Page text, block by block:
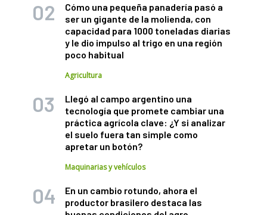
Cómo una pequeña panadería pasó a
ser un gigante de la molienda, con
capacidad para 1000 toneladas diarias
y le dio impulso al trigo en una región
poco habitual
Agricultura
Llegó al campo argentino una
tecnología que promete cambiar una
práctica agrícola clave: ¿Y si analizar
el suelo fuera tan simple como
apretar un botón?
Maquinarias y vehículos
En un cambio rotundo, ahora el
productor brasilero destaca las